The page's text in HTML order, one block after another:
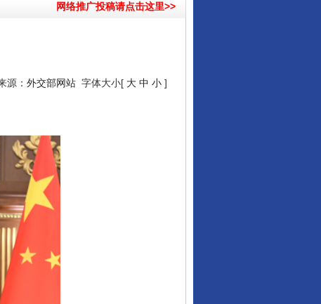
网络推广投稿请点击这里>>
源： 外交部网站 字体大小[ 大 中 小 ]